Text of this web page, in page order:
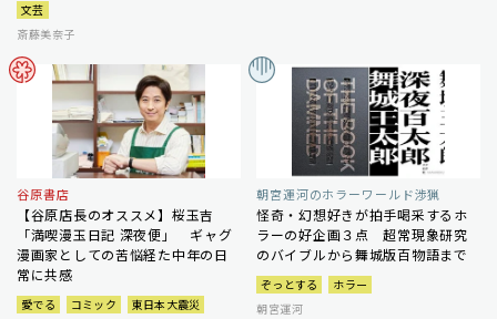
文芸
斎藤美奈子
谷原書店
【谷原店長のオススメ】桜玉吉
「満喫漫玉日記 深夜便」 ギャグ
漫画家としての苦悩経た中年の日
常に共感
愛でる コミック
東日本大震災
朝宮運河のホラーワールド渉猟
怪奇・幻想好きが拍手喝采するホ
ラーの好企画３点 超常現象研究
のバイブルから舞城版百物語まで
ぞっとする
ホラー
朝宮運河